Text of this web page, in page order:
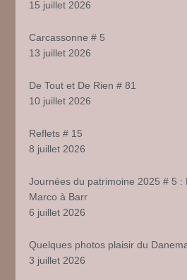
15 juillet 2026
Carcassonne # 5
13 juillet 2026
De Tout et De Rien # 81
10 juillet 2026
Reflets # 15
8 juillet 2026
Journées du patrimoine 2025 # 5 :
Marco à Barr
6 juillet 2026
Quelques photos plaisir du
3 juillet 2026